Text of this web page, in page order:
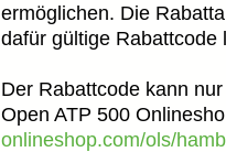
ermöglichen. Die
dafür gültige
Der Rabattcode kann
Open ATP 500
onlineshop.com/ols/